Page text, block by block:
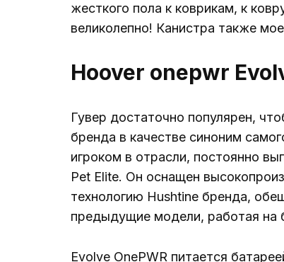
жесткого пола к коврикам, к
великолепно! Канистра также
Hoover onepwr
Гувер достаточно популярен,
бренда в качестве синоним
игроком в отрасли, постоянно
Pet Elite. Он оснащен
технологию Hushtine бренда,
предыдущие модели, работая на
Evolve OnePWR питается